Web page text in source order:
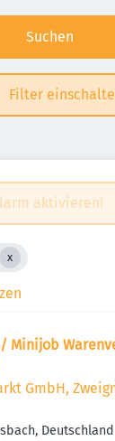
Suchen
Filter
aktivieren!
Minijob
GmbH,
Deutschland